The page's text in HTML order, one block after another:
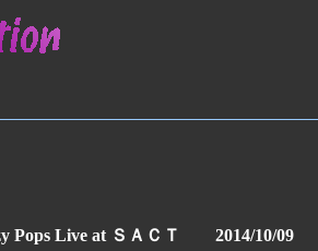
Pops Live at ＳＡＣＴ 2014/10/09